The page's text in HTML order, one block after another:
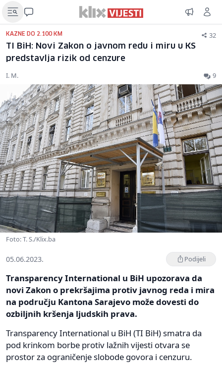
KAZNE DO 2.100 KM 32
TI BiH: Novi Zakon o javnom redu i miru u KS
predstavlja rizik od cenzure
I. M. 9
Foto: T. S./Klix.ba
05.06.2023. Podijeli
Transparency International u BiH upozorava da
novi Zakon o prekršajima protiv javnog reda i mira
na području Kantona Sarajevo može dovesti do
ozbiljnih kršenja ljudskih prava.
Transparency International u BiH (TI BiH) smatra da
pod krinkom borbe protiv lažnih vijesti otvara se
prostor za ograničenje slobode govora i cenzuru.